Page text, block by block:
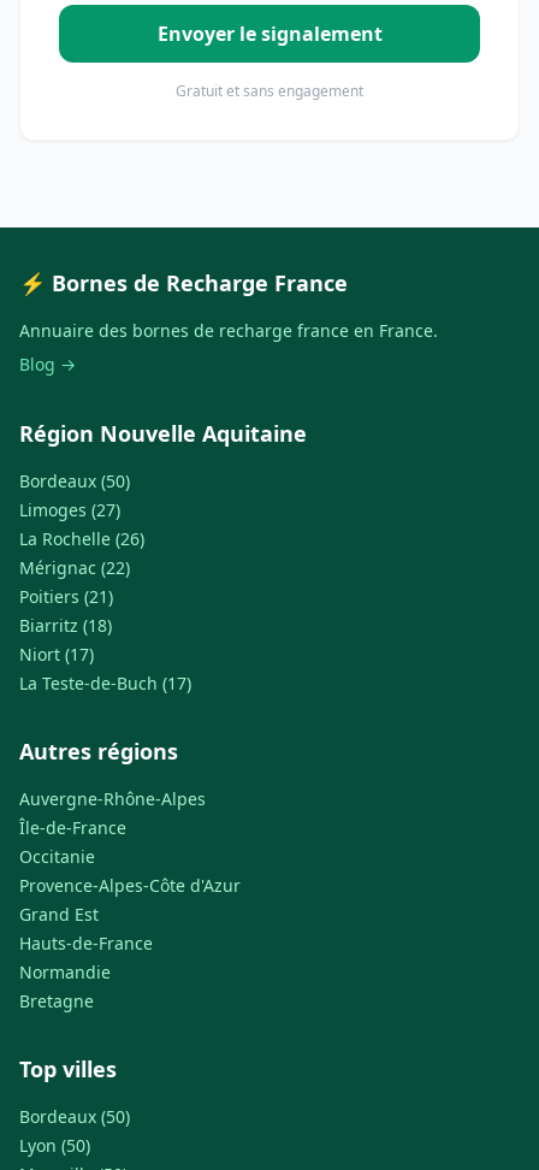
Envoyer le signalement
Gratuit et sans engagement
⚡ Bornes de Recharge France
Annuaire des bornes de recharge france en France.
Blog →
Région Nouvelle Aquitaine
Bordeaux (50)
Limoges (27)
La Rochelle (26)
Mérignac (22)
Poitiers (21)
Biarritz (18)
Niort (17)
La Teste-de-Buch (17)
Autres régions
Auvergne-Rhône-Alpes
Île-de-France
Occitanie
Provence-Alpes-Côte d'Azur
Grand Est
Hauts-de-France
Normandie
Bretagne
Top villes
Bordeaux (50)
Lyon (50)